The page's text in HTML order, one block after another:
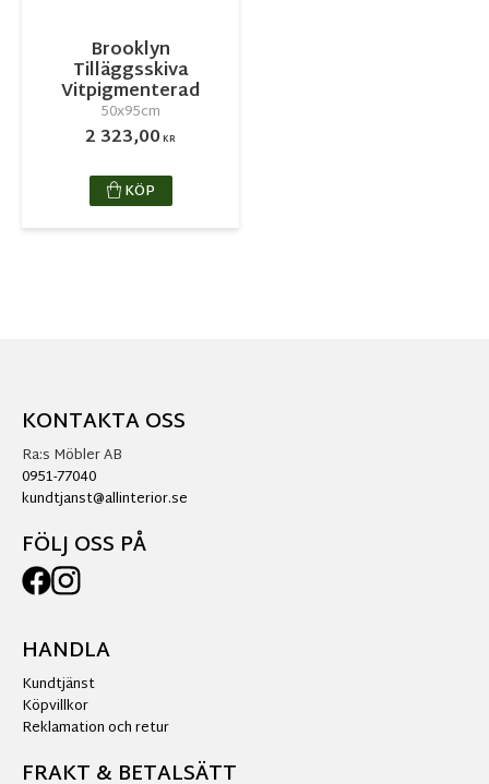
Brooklyn
Tilläggsskiva
Vitpigmenterad
50x95cm
2 323,00KR
KÖP
KONTAKTA OSS
Ra:s Möbler AB
0951-77040
kundtjanst@allinterior.se
FÖLJ OSS PÅ
HANDLA
Kundtjänst
Köpvillkor
Reklamation och retur
FRAKT & BETALSÄTT